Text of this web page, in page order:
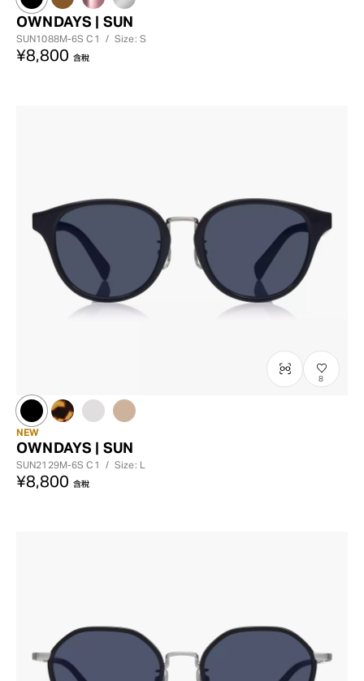
OWNDAYS | SUN
SUN1088M-6SC1 / Size: S
¥8,800 含稅
8
NEW
OWNDAYS | SUN
SUN2129M-6SC1 / Size: L
¥8,800 含稅